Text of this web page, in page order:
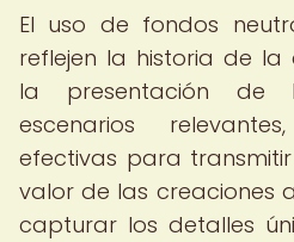
El uso de fondos
reflejen la historia de
la presentación de
escenarios
efectivas para
valor de las creaciones
capturar los detalles